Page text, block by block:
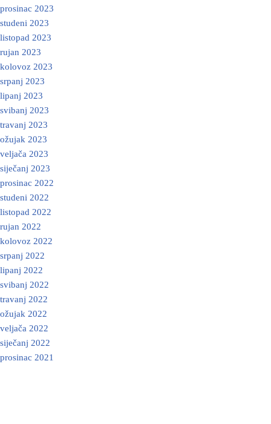
prosinac 2023
studeni 2023
listopad 2023
rujan 2023
kolovoz 2023
srpanj 2023
lipanj 2023
svibanj 2023
travanj 2023
ožujak 2023
veljača 2023
siječanj 2023
prosinac 2022
studeni 2022
listopad 2022
rujan 2022
kolovoz 2022
srpanj 2022
lipanj 2022
svibanj 2022
travanj 2022
ožujak 2022
veljača 2022
siječanj 2022
prosinac 2021